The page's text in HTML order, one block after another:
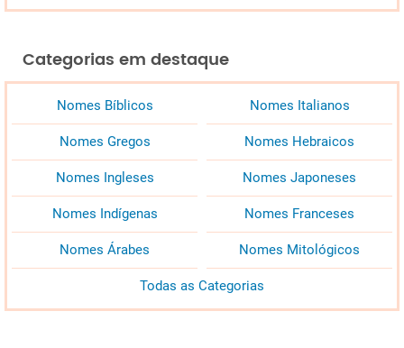
Categorias em destaque
Nomes Bíblicos Nomes Italianos
Nomes Gregos Nomes Hebraicos
Nomes Ingleses Nomes Japoneses
Nomes Indígenas Nomes Franceses
Nomes Árabes Nomes Mitológicos
Todas as Categorias